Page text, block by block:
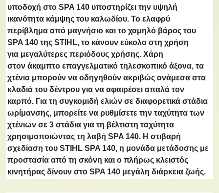
υποδοχή στο SPA 140 υποστηρίζει την υψηλή
ικανότητα κάμψης του καλωδίου. Το ελαφρύ
περίβλημα από μαγνήσιο και το χαμηλό βάρος του
SPA 140 της STIHL, το κάνουν εύκολο στη χρήση
για μεγαλύτερες περιόδους χρήσης. Χάρη
στον άκαμπτο επαγγελματικό τηλεσκοπικό άξονα, τα
χτένια μπορούν να οδηγηθούν ακριβώς ανάμεσα στα
κλαδιά του δέντρου για να αφαιρέσει απαλά τον
καρπό. Για τη συγκομιδή ελιών σε διαφορετικά στάδια
ωρίμανσης, μπορείτε να ρυθμίσετε την ταχύτητα των
χτένιων σε 3 στάδια για τη βέλτιστη ταχύτητα
χρησιμοποιώντας τη λαβή SPA 140. Η στιβαρή
σχεδίαση του STIHL SPA 140, η μονάδα μετάδοσης με
προστασία από τη σκόνη και ο πλήρως κλειστός
κινητήρας δίνουν στο SPA 140 μεγάλη διάρκεια ζωής.